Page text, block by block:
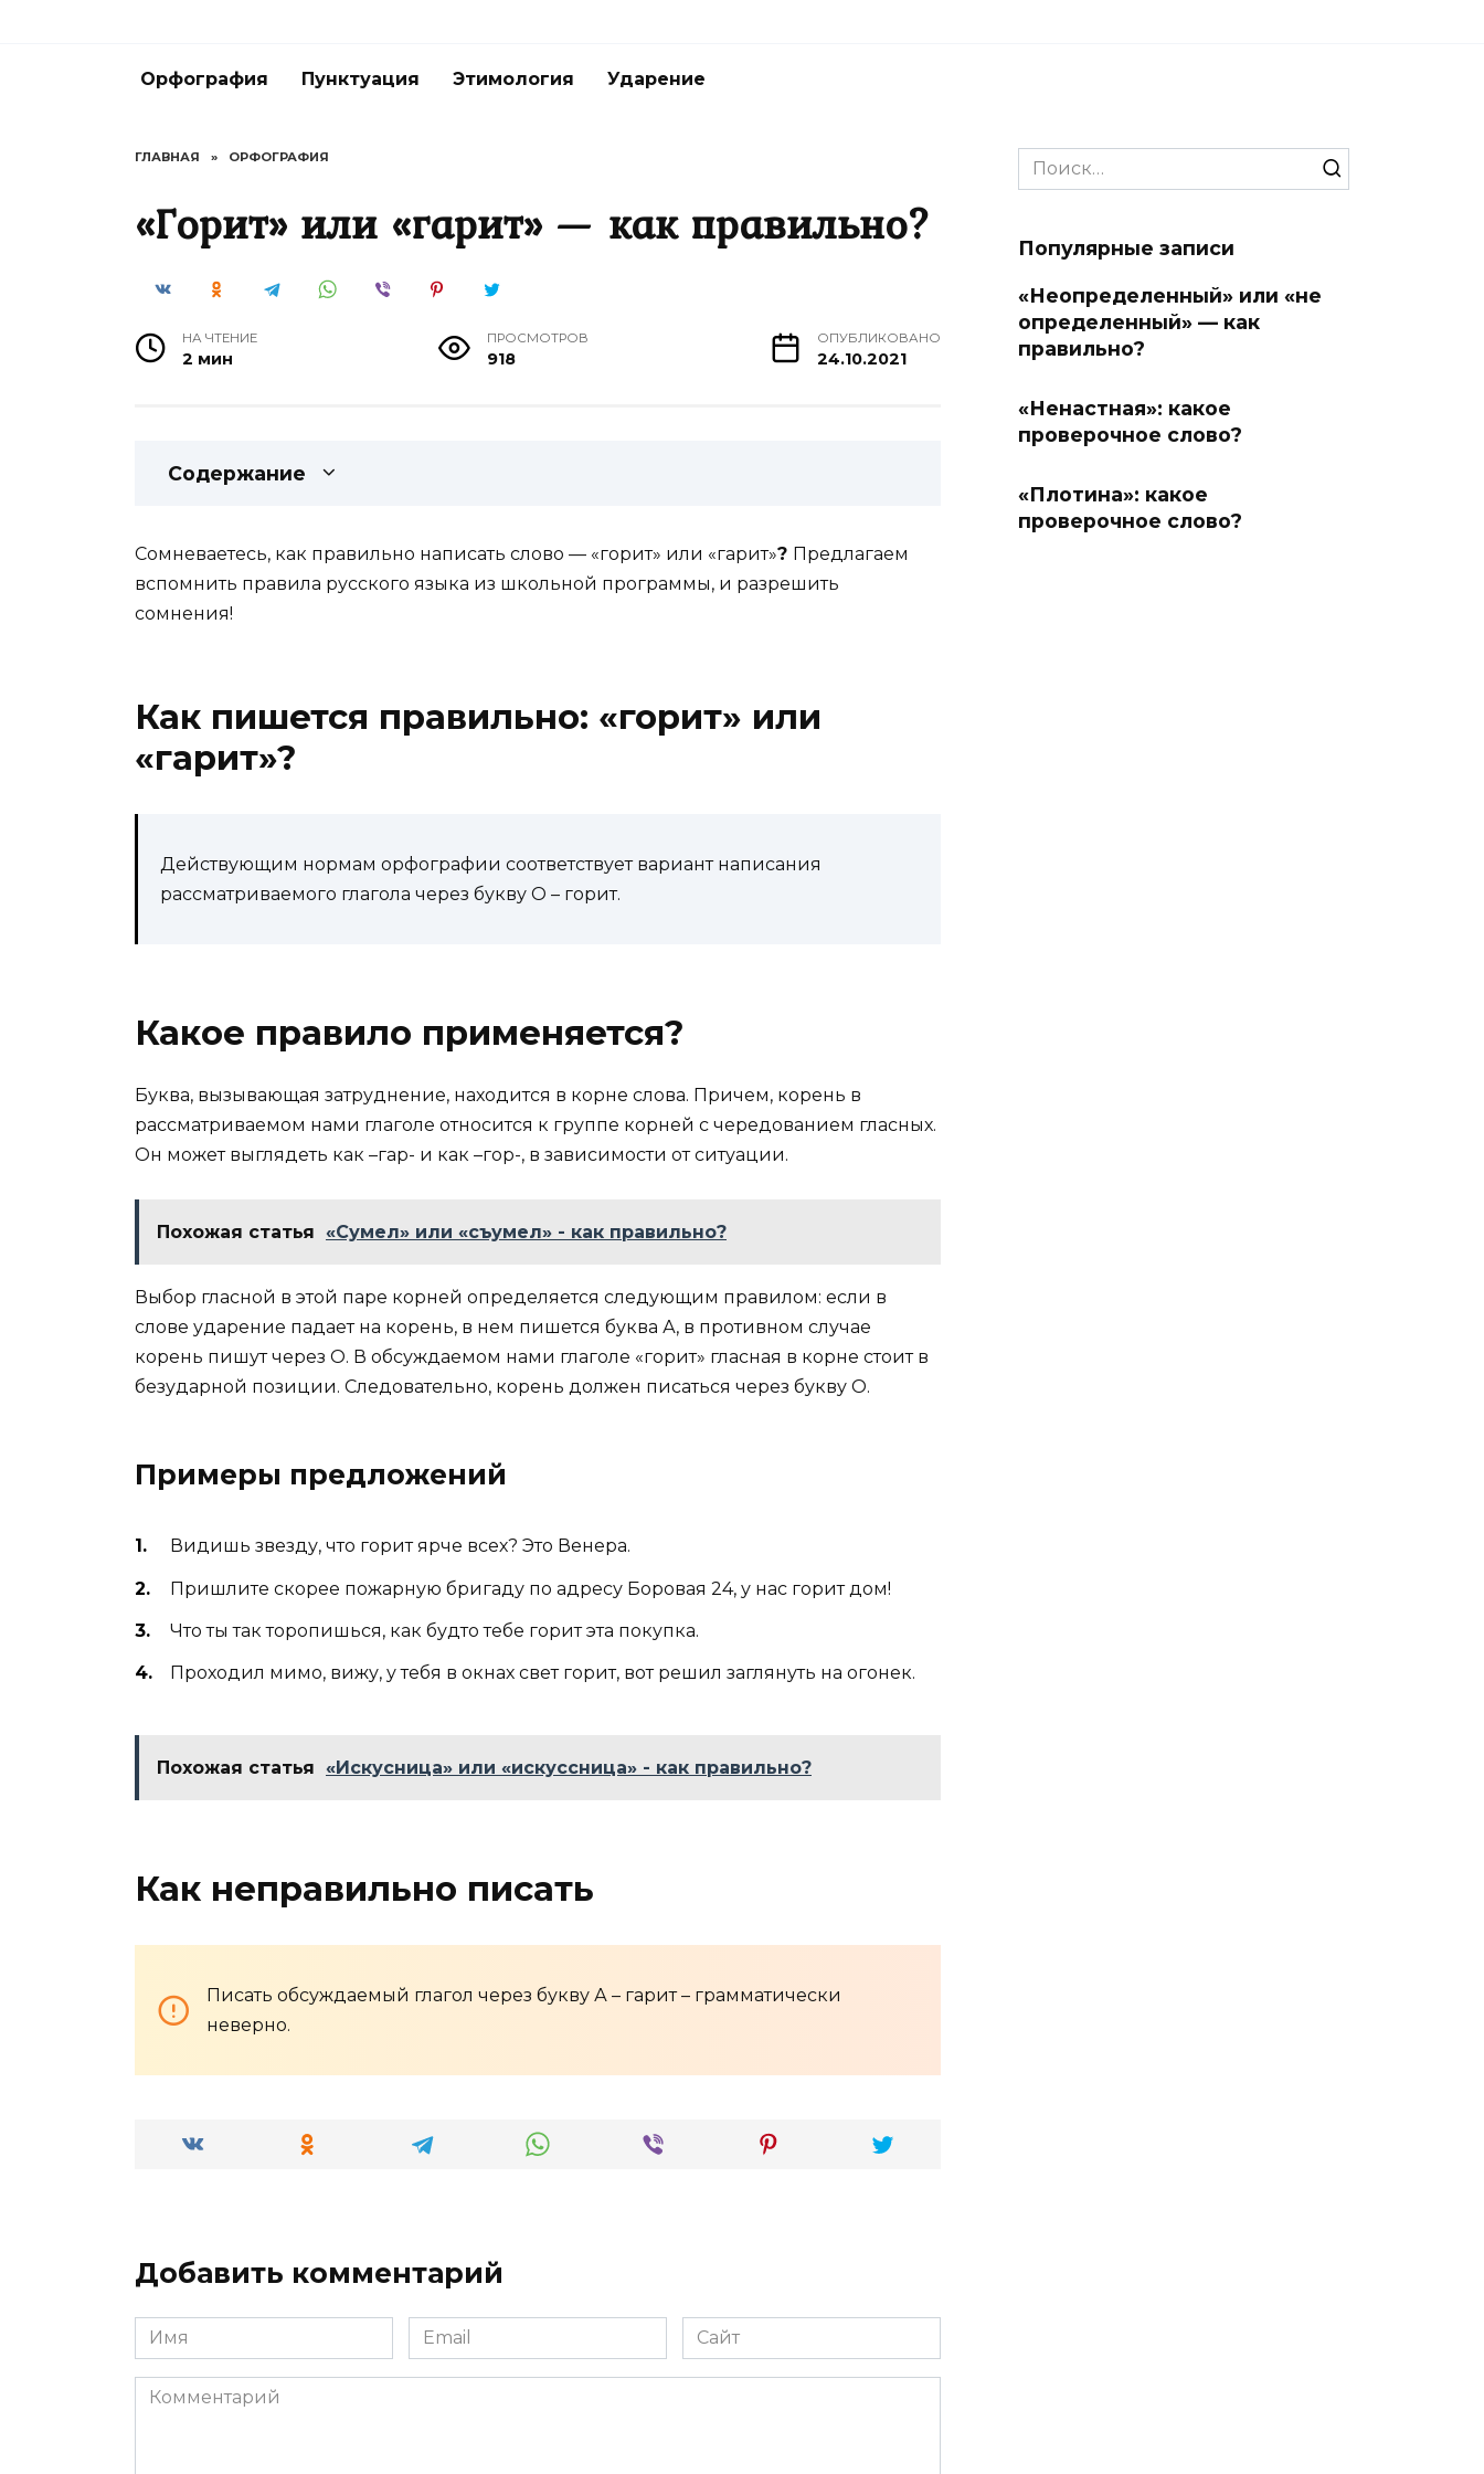
Орфография Пунктуация Этимология Ударение
ГЛАВНАЯ » ОРФОГРАФИЯ
«Горит» или «гарит» — как правильно?
НА ЧТЕНИЕ
2 мин
ПРОСМОТРОВ
918
ОПУБЛИКОВАНО
24.10.2021
Содержание
Сомневаетесь, как правильно написать слово — «горит» или «гарит»? Предлагаем
вспомнить правила русского языка из школьной программы, и разрешить
сомнения!
Как пишется правильно: «горит» или
«гарит»?
Действующим нормам орфографии соответствует вариант написания
рассматриваемого глагола через букву О – горит.
Какое правило применяется?
Буква, вызывающая затруднение, находится в корне слова. Причем, корень в
рассматриваемом нами глаголе относится к группе корней с чередованием гласных.
Он может выглядеть как –гар- и как –гор-, в зависимости от ситуации.
Похожая статья «Сумел» или «съумел» - как правильно?
Выбор гласной в этой паре корней определяется следующим правилом: если в
слове ударение падает на корень, в нем пишется буква А, в противном случае
корень пишут через О. В обсуждаемом нами глаголе «горит» гласная в корне стоит в
безударной позиции. Следовательно, корень должен писаться через букву О.
Примеры предложений
Видишь звезду, что горит ярче всех? Это Венера.
Пришлите скорее пожарную бригаду по адресу Боровая 24, у нас горит дом!
Что ты так торопишься, как будто тебе горит эта покупка.
Проходил мимо, вижу, у тебя в окнах свет горит, вот решил заглянуть на огонек.
Похожая статья «Искусница» или «искуссница» - как правильно?
Как неправильно писать
Писать обсуждаемый глагол через букву А – гарит – грамматически
неверно.
Добавить комментарий
Имя
*
Email
*
Сайт
Комментарий
Search
for:
Популярные записи
«Неопределенный» или «не
определенный» — как
правильно?
«Ненастная»: какое
проверочное слово?
«Плотина»: какое
проверочное слово?